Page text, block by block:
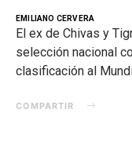
EMILIANO CERVERA
El ex de Chivas y
selección nacional
clasificación al
COMPARTIR